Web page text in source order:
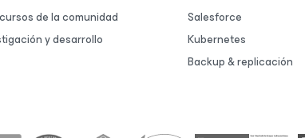
de la comunidad
y desarrollo
Salesforce
Kubernetes
Backup & replicación